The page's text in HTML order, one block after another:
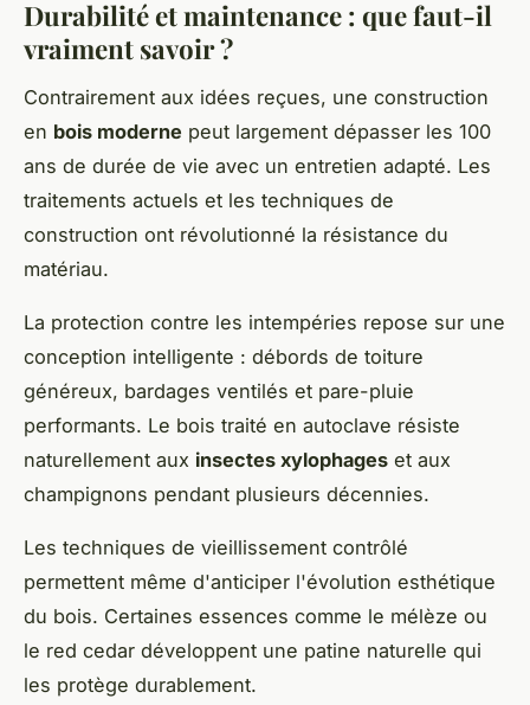
Durabilité et maintenance : que faut-il
vraiment savoir ?
Contrairement aux idées reçues, une construction
en bois moderne peut largement dépasser les 100
ans de durée de vie avec un entretien adapté. Les
traitements actuels et les techniques de
construction ont révolutionné la résistance du
matériau.
La protection contre les intempéries repose sur une
conception intelligente : débords de toiture
généreux, bardages ventilés et pare-pluie
performants. Le bois traité en autoclave résiste
naturellement aux insectes xylophages et aux
champignons pendant plusieurs décennies.
Les techniques de vieillissement contrôlé
permettent même d'anticiper l'évolution esthétique
du bois. Certaines essences comme le mélèze ou
le red cedar développent une patine naturelle qui
les protège durablement.